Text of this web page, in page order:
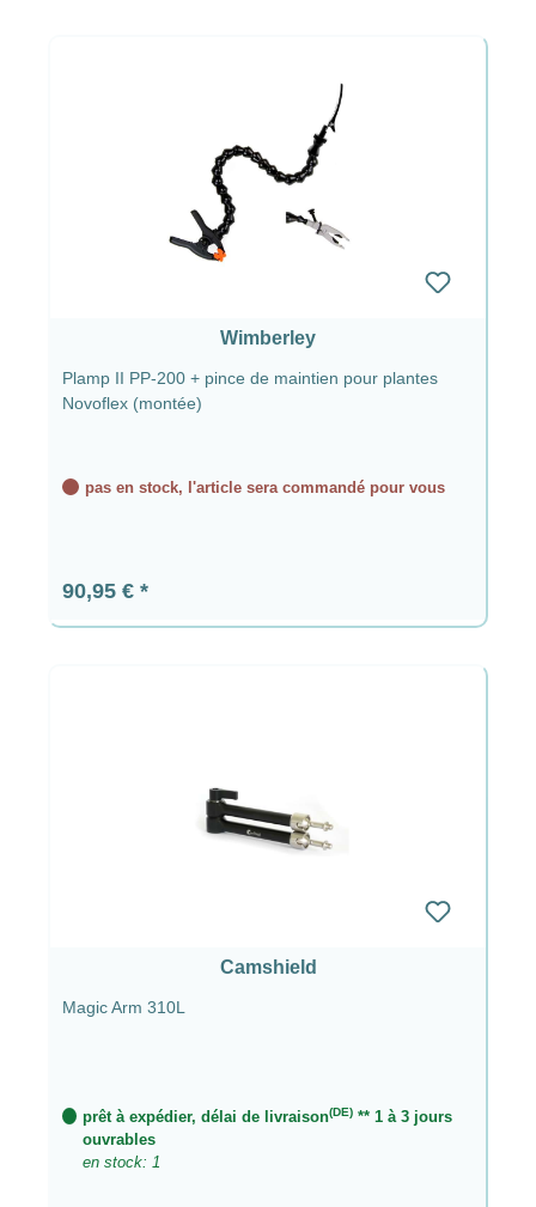
Wimberley
Plamp II PP-200 + pince de maintien pour plantes
Novoflex (montée)
pas en stock, l'article sera commandé pour vous
Prix régulier :
90,95 €
Camshield
Magic Arm 310L
prêt à expédier, délai de livraison(DE) ** 1 à 3 jours
ouvrables
en stock: 1